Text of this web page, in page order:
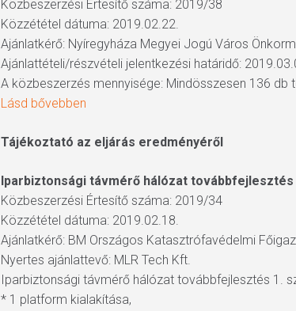
Közbeszerzési Értesítő száma: 2019/38
Közzététel dátuma: 2019.02.22.
Ajánlatkérő: Nyíregyháza Megyei Jogú Város
Ajánlattételi/részvételi jelentkezési határidő:
A közbeszerzés mennyisége: Mindösszesen 136 db
Lásd bővebben
Tájékoztató az eljárás eredményéről
Iparbiztonsági távmérő hálózat
Közbeszerzési Értesítő száma: 2019/34
Közzététel dátuma: 2019.02.18.
Ajánlatkérő: BM Országos Katasztrófavédelmi
Nyertes ajánlattevő: MLR Tech Kft.
Iparbiztonsági távmérő hálózat továbbfejlesztés 1.
* 1 platform kialakítása,